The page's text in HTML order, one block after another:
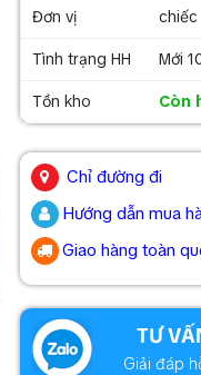
Đơn vị chiếc
Tình trạng HH Mới
Tồn kho
Còn
Chỉ đường đi
Hướng dẫn mua
Giao hàng toàn
TƯ
Giải đáp